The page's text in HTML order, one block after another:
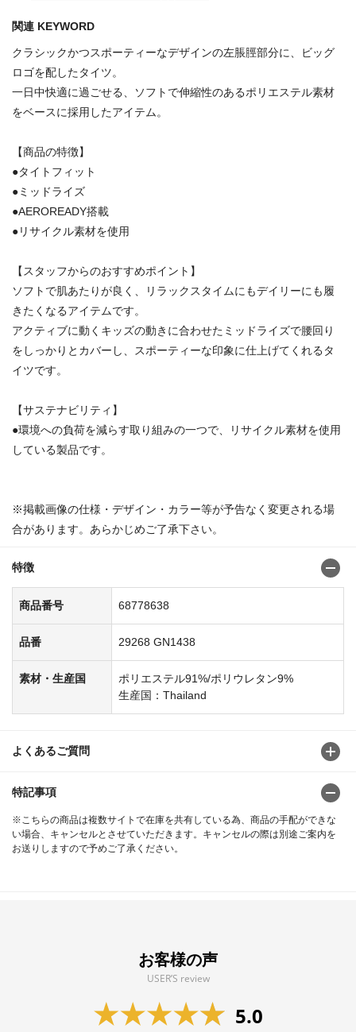
関連 KEYWORD
クラシックかつスポーティーなデザインの左脹脛部分に、ビッグ
ロゴを配したタイツ。
一日中快適に過ごせる、ソフトで伸縮性のあるポリエステル素材
をベースに採用したアイテム。
【商品の特徴】
●タイトフィット
●ミッドライズ
●AEROREADY搭載
●リサイクル素材を使用
【スタッフからのおすすめポイント】
ソフトで肌あたりが良く、リラックスタイムにもデイリーにも履
きたくなるアイテムです。
アクティブに動くキッズの動きに合わせたミッドライズで腰回り
をしっかりとカバーし、スポーティーな印象に仕上げてくれるタ
イツです。
【サステナビリティ】
●環境への負荷を減らす取り組みの一つで、リサイクル素材を使用
している製品です。
※掲載画像の仕様・デザイン・カラー等が予告なく変更される場
合があります。あらかじめご了承下さい。
特徴
商品番号 68778638
品番 29268 GN1438
素材・生産国
ポリエステル91%/ポリウレタン9%
生産国：Thailand
よくあるご質問
特記事項
※こちらの商品は複数サイトで在庫を共有している為、商品の手配ができな
い場合、キャンセルとさせていただきます。キャンセルの際は別途ご案内を
お送りしますので予めご了承ください。
お客様の声
USER’S review
5.0